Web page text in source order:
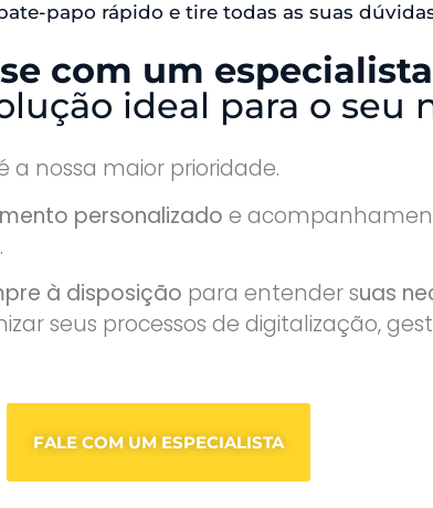
papo rápido e tire todas as suas
com um especialista
ideal para o seu
a nossa maior prioridade.
personalizado e
à disposição para entender suas
seus processos de digitalização,
FALE COM UM ESPECIALISTA